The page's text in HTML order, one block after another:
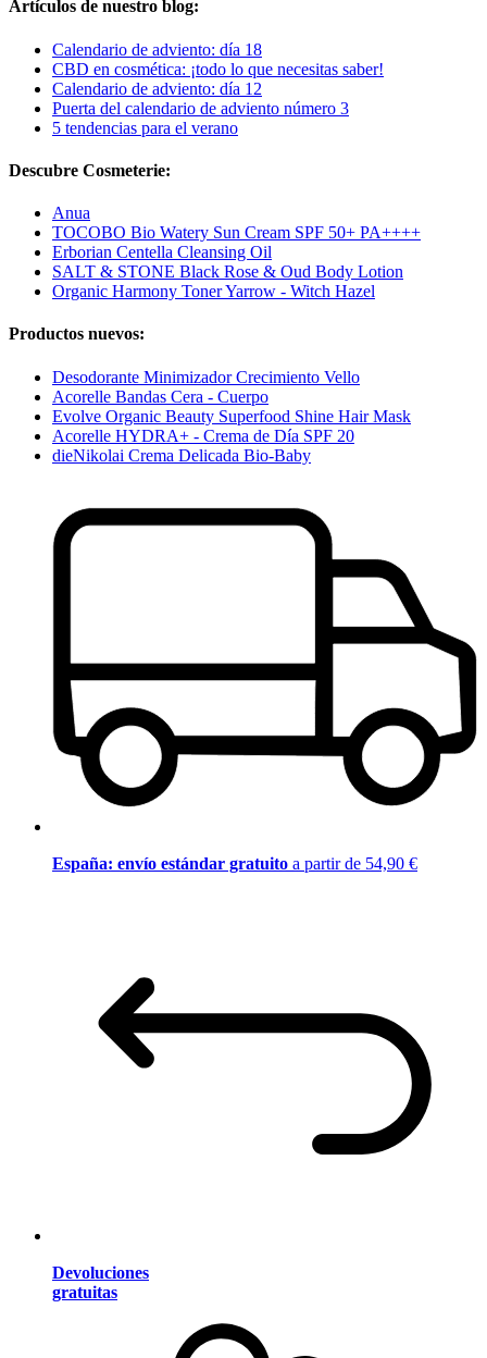
Artículos de nuestro blog:
Calendario de adviento: día 18
CBD en cosmética: ¡todo lo que necesitas saber!
Calendario de adviento: día 12
Puerta del calendario de adviento número 3
5 tendencias para el verano
Descubre Cosmeterie:
Anua
TOCOBO Bio Watery Sun Cream SPF 50+ PA++++
Erborian Centella Cleansing Oil
SALT & STONE Black Rose & Oud Body Lotion
Organic Harmony Toner Yarrow - Witch Hazel
Productos nuevos:
Desodorante Minimizador Crecimiento Vello
Acorelle Bandas Cera - Cuerpo
Evolve Organic Beauty Superfood Shine Hair Mask
Acorelle HYDRA+ - Crema de Día SPF 20
dieNikolai Crema Delicada Bio-Baby
España: envío estándar gratuito a partir de 54,90 €
Devoluciones
gratuitas